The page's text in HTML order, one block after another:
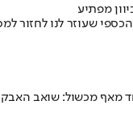
מפתיע
שעוזר לנו לחזור
מאף מכשול: שואב